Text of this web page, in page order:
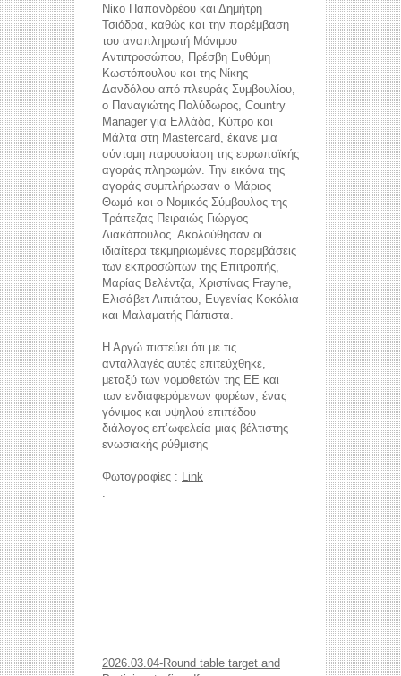
Νίκο Παπανδρέου και Δημήτρη
Τσιόδρα, καθώς και την παρέμβαση
του αναπληρωτή Μόνιμου
Αντιπροσώπου, Πρέσβη Ευθύμη
Κωστόπουλου και της Νίκης
Δανδόλου από πλευράς Συμβουλίου,
ο Παναγιώτης Πολύδωρος, Country
Manager για Ελλάδα, Κύπρο και
Μάλτα στη Mastercard, έκανε μια
σύντομη παρουσίαση της ευρωπαϊκής
αγοράς πληρωμών. Την εικόνα της
αγοράς συμπλήρωσαν ο Μάριος
Θωμά και ο Νομικός Σύμβουλος της
Τράπεζας Πειραιώς Γιώργος
Λιακόπουλος. Ακολούθησαν οι
ιδιαίτερα τεκμηριωμένες παρεμβάσεις
των εκπροσώπων της Επιτροπής,
Μαρίας Βελέντζα, Χριστίνας Frayne,
Ελισάβετ Λιπιάτου, Ευγενίας Κοκόλια
και Μαλαματής Πάπιστα.
Η Αργώ πιστεύει ότι με τις
ανταλλαγές αυτές επιτεύχθηκε,
μεταξύ των νομοθετών της ΕΕ και
των ενδιαφερόμενων φορέων, ένας
γόνιμος και υψηλού επιπέδου
διάλογος επ’ωφελεία μιας βέλτιστης
ενωσιακής ρύθμισης
Φωτογραφίες : Link
2026.03.04-Round table target and